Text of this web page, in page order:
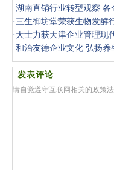
·湖南直销行业转型观察 各
·三生御坊堂荣获生物发酵
· 天士力获天津企业管理现
·和治友德企业文化 弘扬
发表评论
请自觉遵守互联网相关的政策